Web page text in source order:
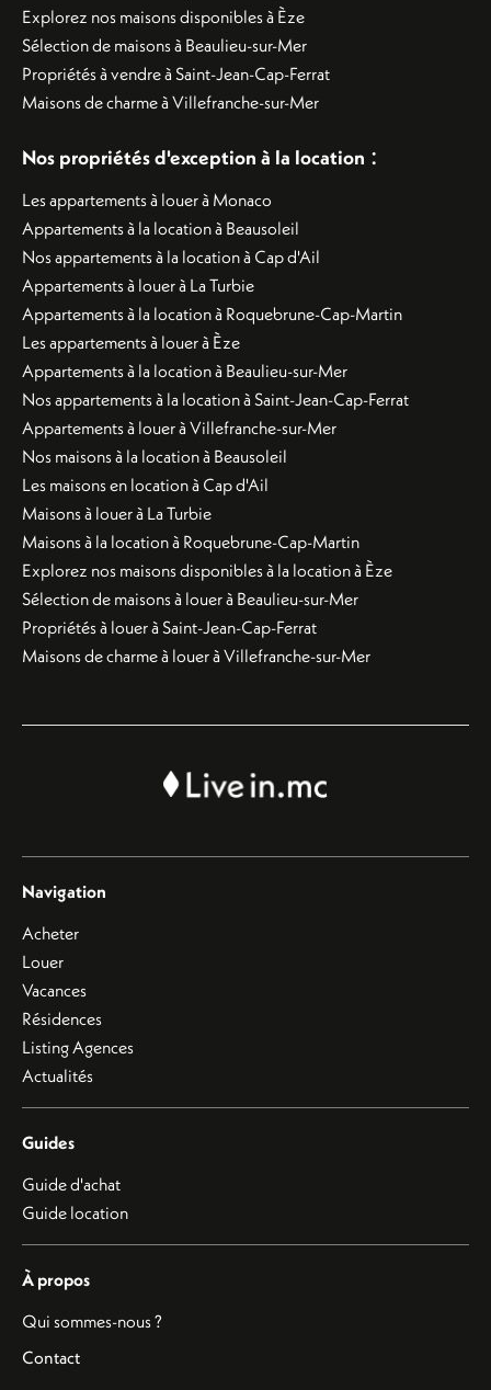
Explorez nos maisons disponibles à Èze
Sélection de maisons à Beaulieu-sur-Mer
Propriétés à vendre à Saint-Jean-Cap-Ferrat
Maisons de charme à Villefranche-sur-Mer
Nos propriétés d'exception à la location :
Les appartements à louer à Monaco
Appartements à la location à Beausoleil
Nos appartements à la location à Cap d'Ail
Appartements à louer à La Turbie
Appartements à la location à Roquebrune-Cap-Martin
Les appartements à louer à Èze
Appartements à la location à Beaulieu-sur-Mer
Nos appartements à la location à Saint-Jean-Cap-Ferrat
Appartements à louer à Villefranche-sur-Mer
Nos maisons à la location à Beausoleil
Les maisons en location à Cap d'Ail
Maisons à louer à La Turbie
Maisons à la location à Roquebrune-Cap-Martin
Explorez nos maisons disponibles à la location à Èze
Sélection de maisons à louer à Beaulieu-sur-Mer
Propriétés à louer à Saint-Jean-Cap-Ferrat
Maisons de charme à louer à Villefranche-sur-Mer
Navigation
Acheter
Louer
Vacances
Résidences
Listing Agences
Actualités
Guides
Guide d'achat
Guide location
À propos
Qui sommes-nous ?
Contact